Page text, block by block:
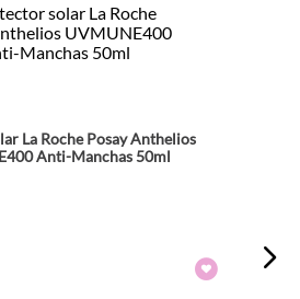
La Roche Posay Anthelios
Anti-Manchas 50ml